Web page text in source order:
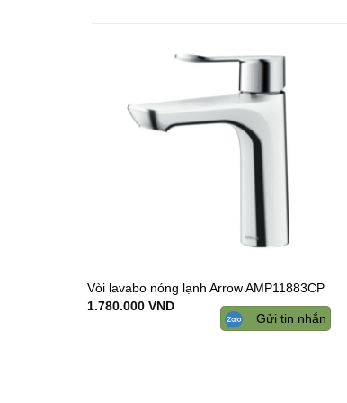
wishlist
Vòi lavabo nóng lạnh Arrow AMP11883CP
1.780.000 VND
Gửi tin nhắn